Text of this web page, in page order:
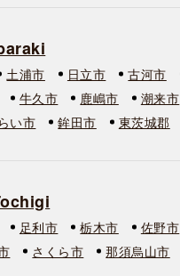
土浦市 日立市 古河市
牛久市 鹿嶋市 潮来市
い市
鉾田市 東茨城郡
足利市 栃木市 佐野市
さくら市 那須烏山市